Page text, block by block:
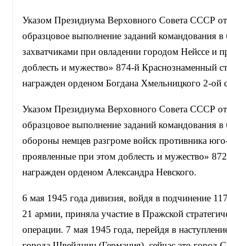
Указом Президиума Верховного Совета СССР
образцовое выполнение заданий командования
захватчиками при овладении городом Нейссе и
доблесть и мужество» 874-й Краснознаменный
награжден орденом Богдана Хмельницкого 2-ой
Указом Президиума Верховного Совета СССР
образцовое выполнение заданий командования
обороны немцев разгроме войск противника
проявленные при этом доблесть и мужество»
награжден орденом Александра Невского.
6 мая 1945 года дивизия, войдя в подчинение
21 армии, приняла участие в Пражской
операции. 7 мая 1945 года, перейдя в